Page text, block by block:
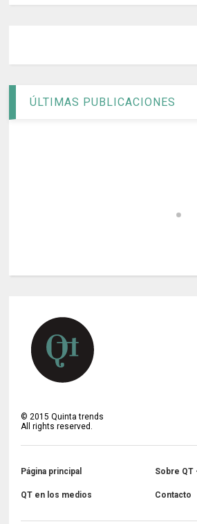
ÚLTIMAS PUBLICACIONES
©2015 Quinta trends
All rights reserved.
Página principal Sobre QT
QT en los medios Contacto